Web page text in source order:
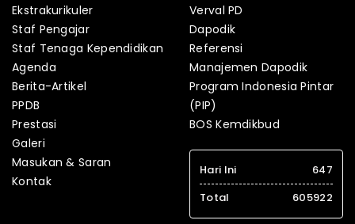
Ekstrakurikuler
Staf Pengajar
Staf Tenaga Kependidikan
Agenda
Berita-Artikel
PPDB
Prestasi
Galeri
Masukan & Saran
Kontak
Verval PD
Dapodik
Referensi
Manajemen Dapodik
Program Indonesia Pintar
(PIP)
BOS Kemdikbud
Hari Ini
647
Total
605922